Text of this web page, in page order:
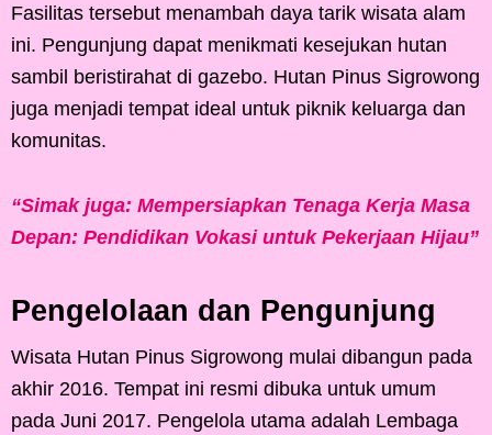
Fasilitas tersebut menambah daya tarik wisata alam
ini. Pengunjung dapat menikmati kesejukan hutan
sambil beristirahat di gazebo. Hutan Pinus Sigrowong
juga menjadi tempat ideal untuk piknik keluarga dan
komunitas.
“Simak juga: Mempersiapkan Tenaga Kerja Masa
Depan: Pendidikan Vokasi untuk Pekerjaan Hijau”
Pengelolaan dan Pengunjung
Wisata Hutan Pinus Sigrowong mulai dibangun pada
akhir 2016. Tempat ini resmi dibuka untuk umum
pada Juni 2017. Pengelola utama adalah Lembaga